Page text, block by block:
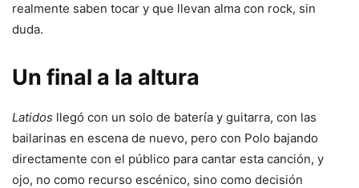
realmente saben tocar y que llevan alma con rock, sin
duda.
Un final a la altura
Latidos llegó con un solo de batería y guitarra, con las
bailarinas en escena de nuevo, pero con Polo bajando
directamente con el público para cantar esta canción, y
ojo, no como recurso escénico, sino como decisión